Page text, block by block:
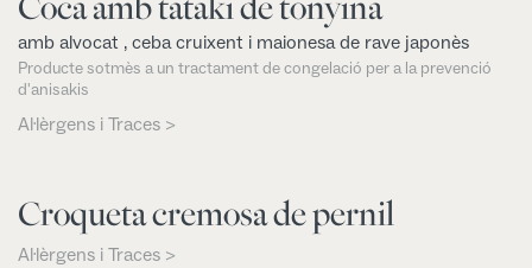
amb alvocat , ceba cruixent i maionesa de rave japonès
Producte sotmès a un tractament de congelació per a la prevenció
d'anisakis
Al·lèrgens i Traces >
Croqueta cremosa de pernil
Al·lèrgens i Traces >